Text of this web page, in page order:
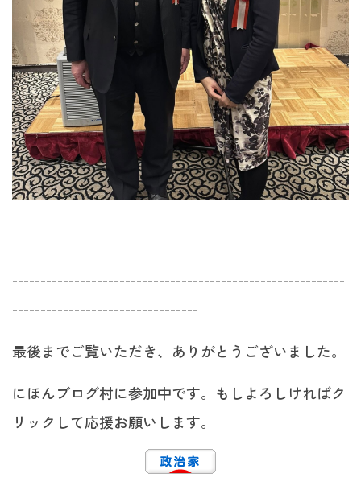
-----------------------------------------------------------
---------------------------------
最後までご覧いただき、ありがとうございました。
にほんブログ村に参加中です。もしよろしければク
リックして応援お願いします。